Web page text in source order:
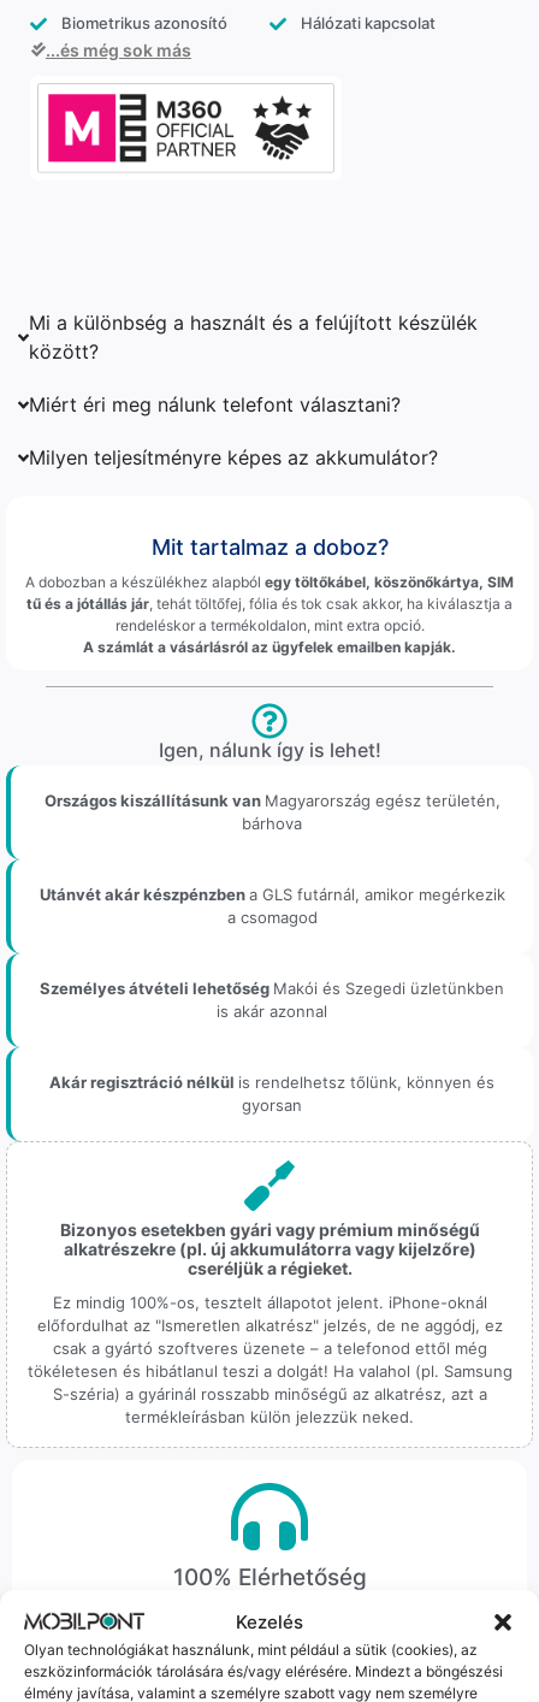
Kezelés
Olyan technológiákat használunk, mint például a sütik (cookies), az
eszközinformációk tárolására és/vagy elérésére. Mindezt a böngészési
élmény javítása, valamint a személyre szabott vagy nem személyre
Biometrikus azonosító
Hálózati kapcsolat
...és még sok más
Mi a különbség a használt és a felújított készülék
között?
Miért éri meg nálunk telefont választani?
Milyen teljesítményre képes az akkumulátor?
Mit tartalmaz a doboz?
A dobozban a készülékhez alapból egy töltőkábel, köszönőkártya, SIM
tű és a jótállás jár, tehát töltőfej, fólia és tok csak akkor, ha kiválasztja a
rendeléskor a termékoldalon, mint extra opció.
A számlát a vásárlásról az ügyfelek emailben kapják.
Igen, nálunk így is lehet!
Országos kiszállításunk van Magyarország egész területén,
bárhova
Utánvét akár készpénzbena GLS futárnál, amikor megérkezik
a csomagod
Személyes átvételi lehetőség Makói és Szegedi üzletünkben
is akár azonnal
Akár regisztráció nélkül is rendelhetsz tőlünk, könnyen és
gyorsan
Bizonyos esetekben gyári vagy prémium minőségű
alkatrészekre (pl. új akkumulátorra vagy kijelzőre)
cseréljük a régieket.
Ez mindig 100%-os, tesztelt állapotot jelent. iPhone-oknál
előfordulhat az "Ismeretlen alkatrész" jelzés, de ne aggódj, ez
csak a gyártó szoftveres üzenete – a telefonod ettől még
tökéletesen és hibátlanul teszi a dolgát! Ha valahol (pl. Samsung
S-széria) a gyárinál rosszabb minőségű az alkatrész, azt a
termékleírásban külön jelezzük neked.
100% Elérhetőség
Sok éve a szegedi piac meghatározó szereplői vagyunk.
Nem egy arctalan webshop vagyunk: ha kérdésed van, élő
ember veszi fel a telefont, és személyesen is megtalálsz